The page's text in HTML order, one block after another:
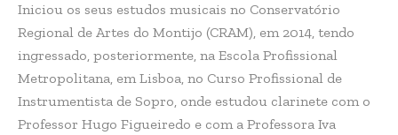
Iniciou os seus estudos musicais no Conservatório
Regional de Artes do Montijo (CRAM), em 2014, tendo
ingressado, posteriormente, na Escola Profissional
Metropolitana, em Lisboa, no Curso Profissional de
Instrumentista de Sopro, onde estudou clarinete com o
Professor Hugo Figueiredo e com a Professora Iva